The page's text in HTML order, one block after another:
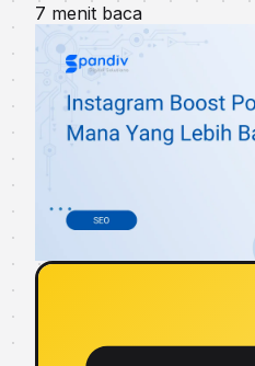
7 menit baca